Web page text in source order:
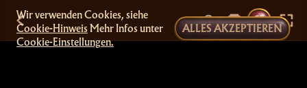
Wir verwenden Cookies, siehe
Cookie-Hinweis Mehr Infos unter
Cookie-Einstellungen.
ALLES AKZEPTIEREN